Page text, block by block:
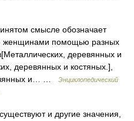
смысле обозначает
женщинами помощью разных
деревянных и
деревянных и костяных.],
и… …
Энциклопедический
и другие значения,